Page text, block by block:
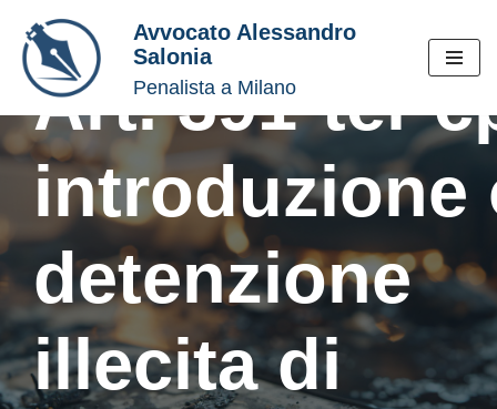
Vai
al
contenuto
Avvocato Alessandro
Salonia
Penalista a Milano
Art. 391-ter
introduzione
detenzione
illecita di